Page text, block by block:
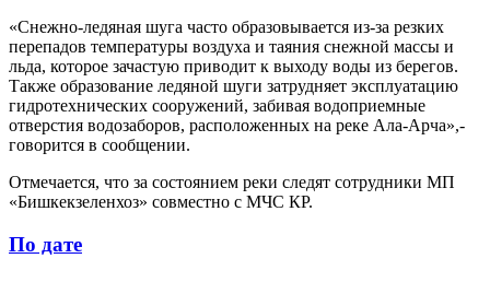
«Снежно-ледяная шуга часто образовывается из-за резких
перепадов температуры воздуха и таяния снежной массы и
льда, которое зачастую приводит к выходу воды из берегов.
Также образование ледяной шуги затрудняет эксплуатацию
гидротехнических сооружений, забивая водоприемные
отверстия водозаборов, расположенных на реке Ала-Арча»,-
говорится в сообщении.
Отмечается, что за состоянием реки следят сотрудники МП
«Бишкекзеленхоз» совместно с МЧС КР.
По дате